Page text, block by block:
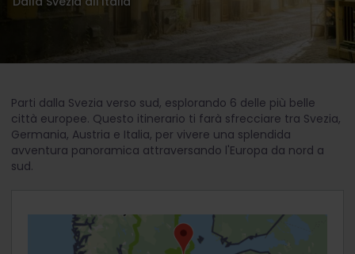
Parti dalla Svezia verso sud, esplorando 6 delle più belle
città europee. Questo itinerario ti farà sfrecciare tra Svezia,
Germania, Austria e Italia, per vivere una splendida
avventura panoramica attraversando l'Europa da nord a
sud.